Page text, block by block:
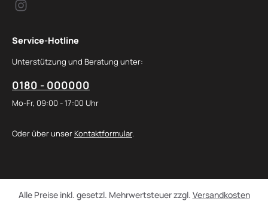
Service-Hotline
Unterstützung und Beratung unter:
0180 - 000000
Mo-Fr, 09:00 - 17:00 Uhr
Oder über unser Kontaktformular.
Alle Preise inkl. gesetzl. Mehrwertsteuer zzgl. Versandkosten